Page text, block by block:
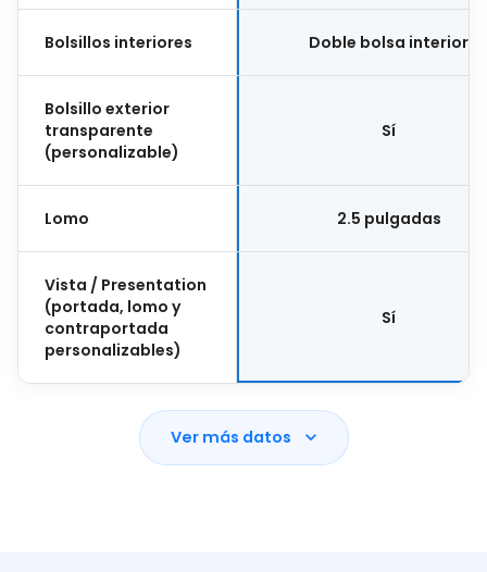
Bolsillos interiores Doble bolsa interior
Bolsillo exterior
transparente
(personalizable)
Sí
Lomo 2.5 pulgadas
Vista / Presentation
(portada, lomo y
contraportada
personalizables)
Sí
Ver más datos